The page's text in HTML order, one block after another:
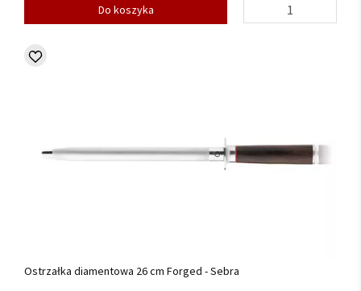
Do koszyka
Ostrzałka diamentowa 26 cm Forged - Sebra